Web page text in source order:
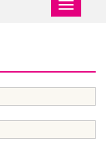
Toggle